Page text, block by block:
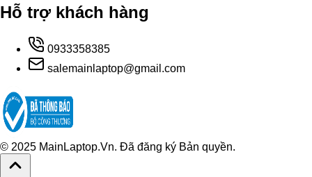
Hỗ trợ khách hàng
0933358385
salemainlaptop@gmail.com
© 2025 MainLaptop.Vn. Đã đăng ký Bản quyền.